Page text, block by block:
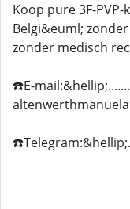
Koop pure 3F-
Belgi&euml;
zonder medisch
☎️E-